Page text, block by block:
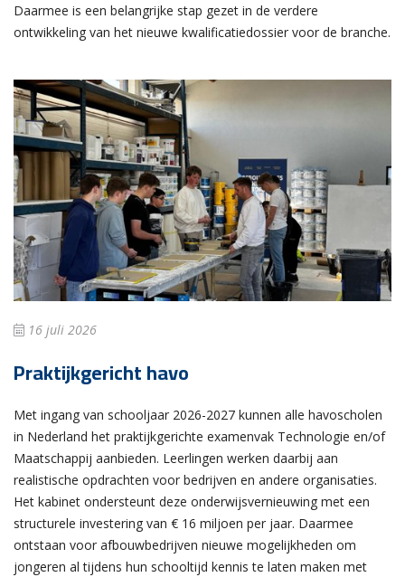
Daarmee is een belangrijke stap gezet in de verdere
ontwikkeling van het nieuwe kwalificatiedossier voor de branche.
16 juli 2026
Praktijkgericht havo
Met ingang van schooljaar 2026-2027 kunnen alle havoscholen
in Nederland het praktijkgerichte examenvak Technologie en/of
Maatschappij aanbieden. Leerlingen werken daarbij aan
realistische opdrachten voor bedrijven en andere organisaties.
Het kabinet ondersteunt deze onderwijsvernieuwing met een
structurele investering van € 16 miljoen per jaar. Daarmee
ontstaan voor afbouwbedrijven nieuwe mogelijkheden om
jongeren al tijdens hun schooltijd kennis te laten maken met